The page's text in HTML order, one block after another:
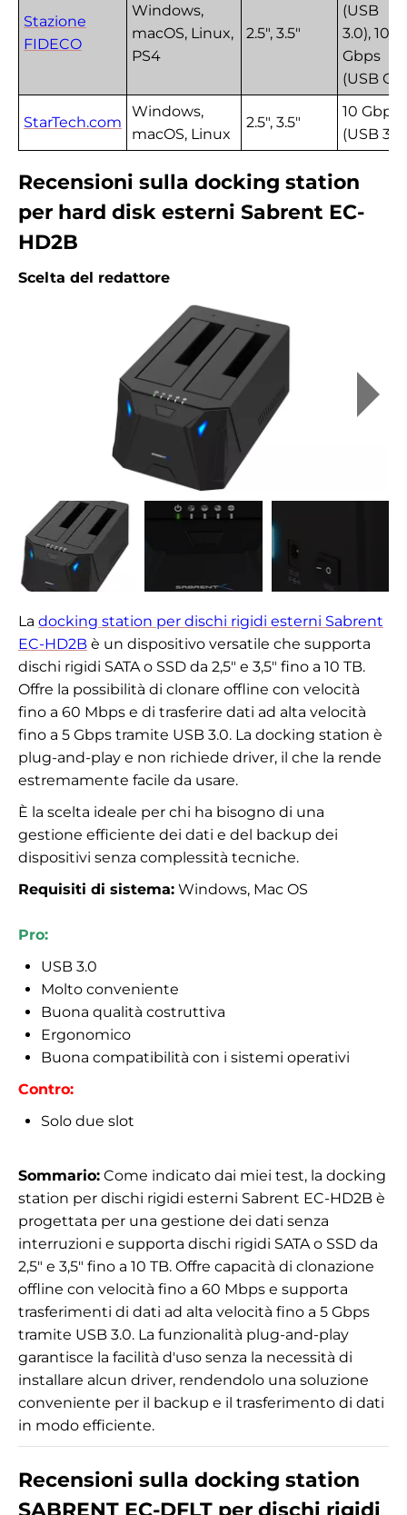
Stazione
FIDECO
Windows,
macOS, Linux,
PS4
2.5", 3.5"
(USB
3.0), 10
Gbps
(USB C)
StarTech.com
Windows,
macOS, Linux
2.5", 3.5"
10 Gbps
(USB 3.1)
Recensioni sulla docking station
per hard disk esterni Sabrent EC-
HD2B
Scelta del redattore
La docking station per dischi rigidi esterni Sabrent
EC-HD2B è un dispositivo versatile che supporta
dischi rigidi SATA o SSD da 2,5" e 3,5" fino a 10 TB.
Offre la possibilità di clonare offline con velocità
fino a 60 Mbps e di trasferire dati ad alta velocità
fino a 5 Gbps tramite USB 3.0. La docking station è
plug-and-play e non richiede driver, il che la rende
estremamente facile da usare.
È la scelta ideale per chi ha bisogno di una
gestione efficiente dei dati e del backup dei
dispositivi senza complessità tecniche.
Requisiti di sistema: Windows, Mac OS
Pro:
USB 3.0
Molto conveniente
Buona qualità costruttiva
Ergonomico
Buona compatibilità con i sistemi operativi
Contro:
Solo due slot
Sommario: Come indicato dai miei test, la docking
station per dischi rigidi esterni Sabrent EC-HD2B è
progettata per una gestione dei dati senza
interruzioni e supporta dischi rigidi SATA o SSD da
2,5" e 3,5" fino a 10 TB. Offre capacità di clonazione
offline con velocità fino a 60 Mbps e supporta
trasferimenti di dati ad alta velocità fino a 5 Gbps
tramite USB 3.0. La funzionalità plug-and-play
garantisce la facilità d'uso senza la necessità di
installare alcun driver, rendendolo una soluzione
conveniente per il backup e il trasferimento di dati
in modo efficiente.
Recensioni sulla docking station